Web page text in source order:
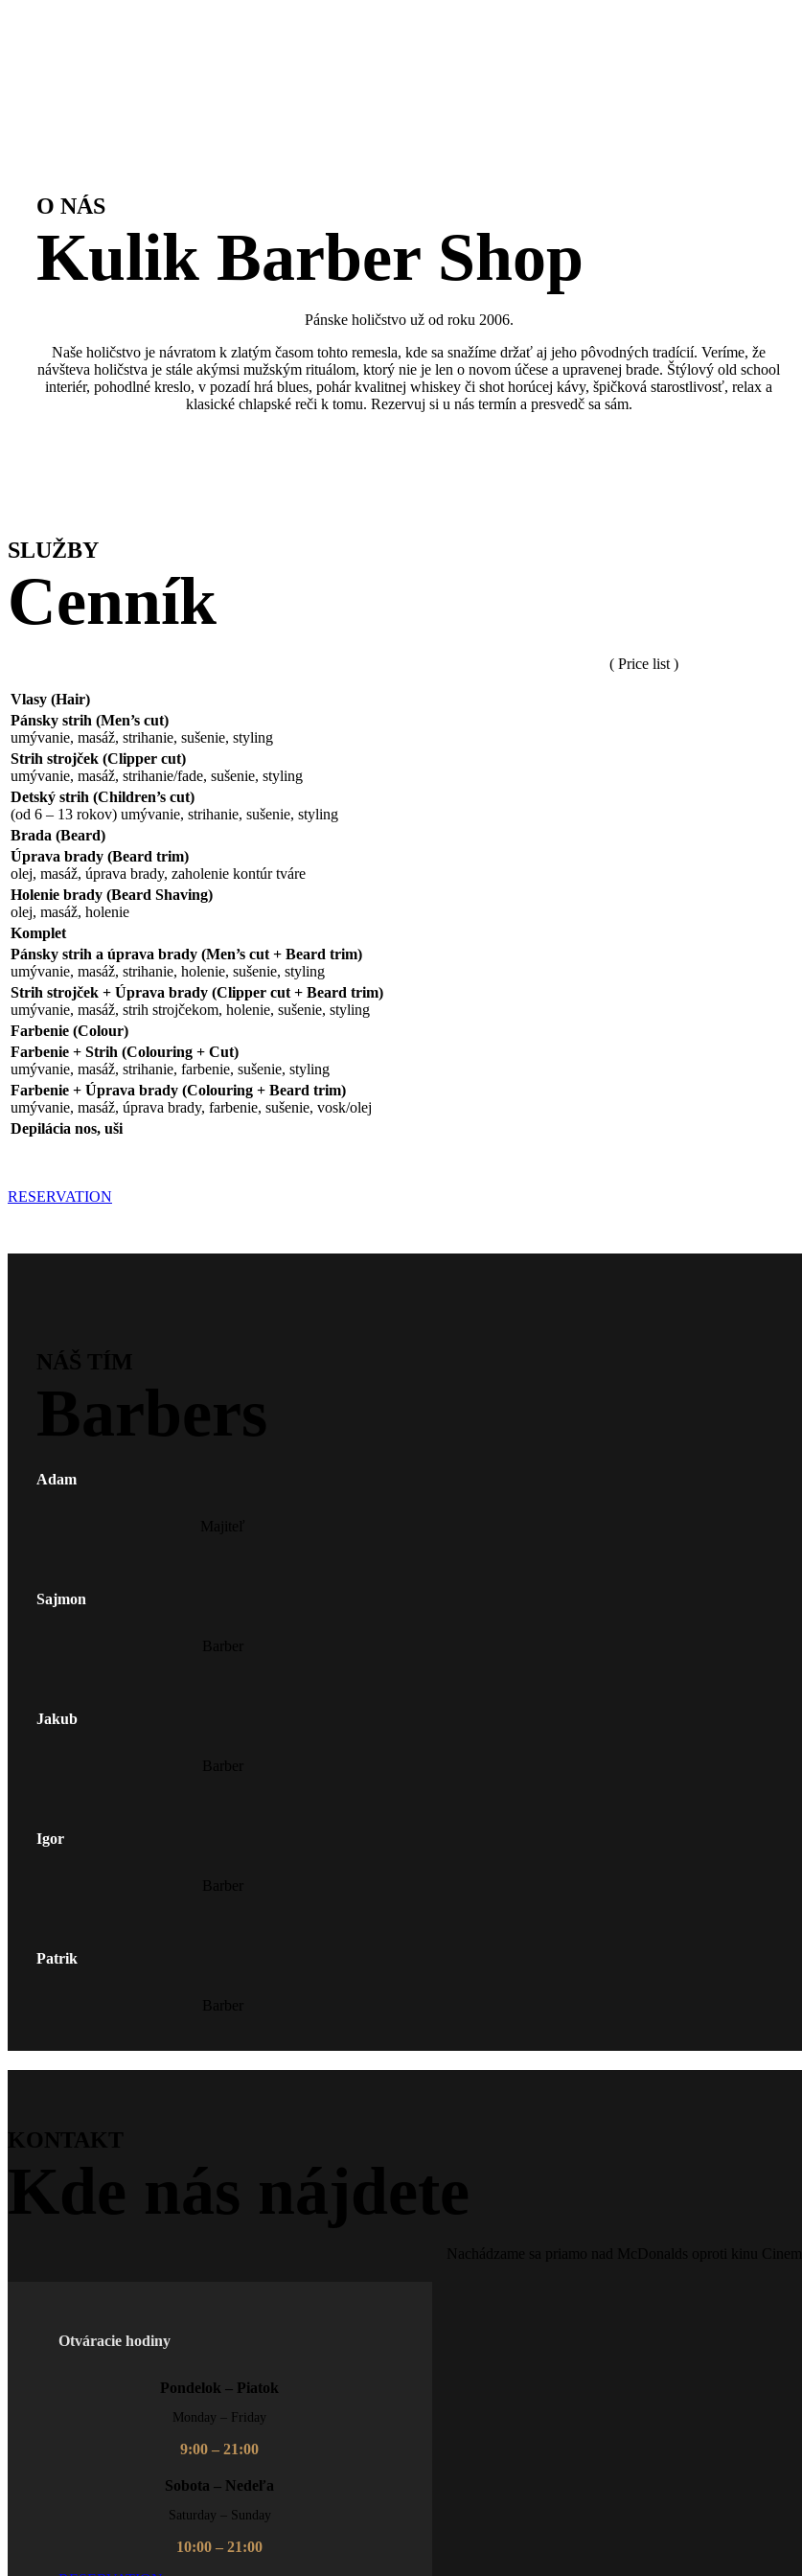
O NÁS
Kulik Barber Shop
Pánske holičstvo už od roku 2006.
Naše holičstvo je návratom k zlatým časom tohto remesla, kde sa snažíme držať aj jeho pôvodných tradícií. Veríme, že
návšteva holičstva je stále akýmsi mužským rituálom, ktorý nie je len o novom účese a upravenej brade. Štýlový old school
interiér, pohodlné kreslo, v pozadí hrá blues, pohár kvalitnej whiskey či shot horúcej kávy, špičková starostlivosť, relax a
klasické chlapské reči k tomu. Rezervuj si u nás termín a presvedč sa sám.
SLUŽBY
Cenník
( Price list )
Vlasy (Hair)
Pánsky strih (Men’s cut)
umývanie, masáž, strihanie, sušenie, styling
Strih strojček (Clipper cut)
umývanie, masáž, strihanie/fade, sušenie, styling
Detský strih (Children’s cut)
(od 6 – 13 rokov) umývanie, strihanie, sušenie, styling
Brada (Beard)
Úprava brady (Beard trim)
olej, masáž, úprava brady, zaholenie kontúr tváre
Holenie brady (Beard Shaving)
olej, masáž, holenie
Komplet
Pánsky strih a úprava brady (Men’s cut + Beard trim)
umývanie, masáž, strihanie, holenie, sušenie, styling
Strih strojček + Úprava brady (Clipper cut + Beard trim)
umývanie, masáž, strih strojčekom, holenie, sušenie, styling
Farbenie (Colour)
Farbenie + Strih (Colouring + Cut)
umývanie, masáž, strihanie, farbenie, sušenie, styling
Farbenie + Úprava brady (Colouring + Beard trim)
umývanie, masáž, úprava brady, farbenie, sušenie, vosk/olej
Depilácia nos, uši
RESERVATION
Adam
Sajmon
Jakub
Igor
Patrik
Otváracie hodiny
Pondelok – Piatok
Monday – Friday
9:00 – 21:00
Sobota – Nedeľa
Saturday – Sunday
10:00 – 21:00